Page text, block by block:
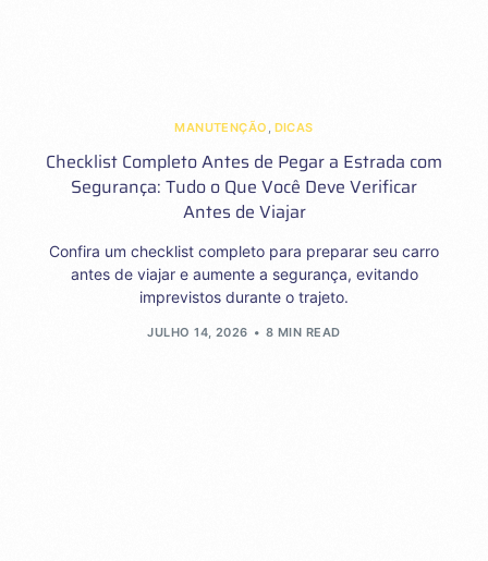
MANUTENÇÃO , DICAS
Checklist Completo Antes de Pegar a Estrada com
Segurança: Tudo o Que Você Deve Verificar
Antes de Viajar
Confira um checklist completo para preparar seu carro
antes de viajar e aumente a segurança, evitando
imprevistos durante o trajeto.
JULHO 14, 2026 8 MIN READ